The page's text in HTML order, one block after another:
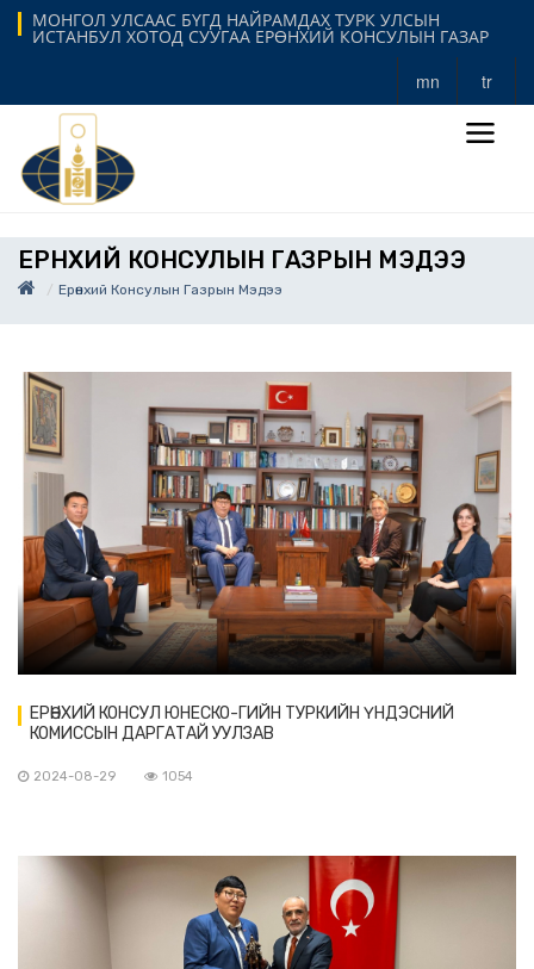
МОНГОЛ УЛСААС БҮГД НАЙРАМДАХ ТУРК УЛСЫН
ИСТАНБУЛ ХОТОД СУУГАА ЕРӨНХИЙ КОНСУЛЫН ГАЗАР
mn tr
ЕРӨНХИЙ КОНСУЛЫН ГАЗРЫН МЭДЭЭ
Ерөнхий Консулын Газрын Мэдээ
ЕРӨНХИЙ КОНСУЛ ЮНЕСКО-ГИЙН ТУРКИЙН ҮНДЭСНИЙ
КОМИССЫН ДАРГАТАЙ УУЛЗАВ
2024-08-29 1054